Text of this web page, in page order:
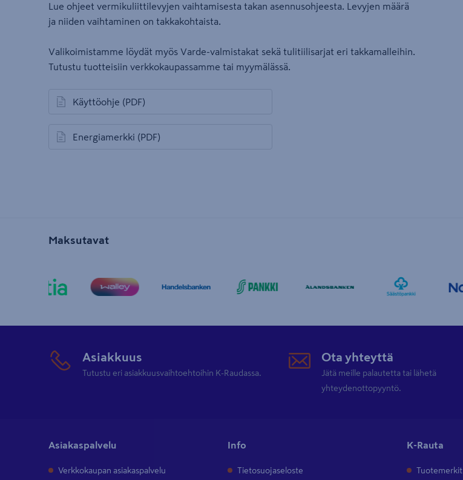
Lue ohjeet vermikuliittilevyjen vaihtamisesta takan asennusohjeesta. Levyjen määrä
ja niiden vaihtaminen on takkakohtaista.
Valikoimistamme löydät myös Varde-valmistakat sekä tulitiilisarjat eri takkamalleihin.
Tutustu tuotteisiin verkkokaupassamme tai myymälässä.
Käyttöohje (PDF)
avautuu uuteen välilehteen
Energiamerkki (PDF)
avautuu uuteen välilehteen
Maksutavat
Asiakkuus
Tutustu eri asiakkuusvaihtoehtoihin K-Raudassa.
Ota yhteyttä
Jätä meille palautetta tai lähetä
yhteydenottopyyntö.
Asiakaspalvelu
Verkkokaupan asiakaspalvelu
Info
Tietosuojaseloste
K-Rauta
Tuotemerkit